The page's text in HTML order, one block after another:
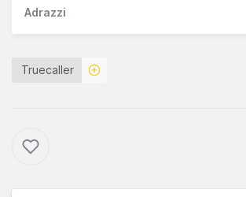
Adrazzi
Truecaller